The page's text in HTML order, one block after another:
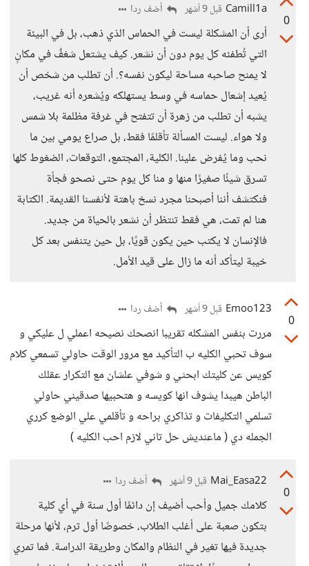
0
Camill1a قبل 9 أشهر أضف ردا
أرى أن المشكلة ليست في الحماس الذي ذهب، بل في البيئة
التي تُطفئه كل يوم دون أن نشعر. كيف يشتعل شغفٌ في مكانٍ
لا يمنح صاحبه مساحة ليكون نفسه؟. أن تطلب من شخص أن
يُعيد إشعال حماسه في وسط يستهلكه ويُشعره أنه غريب،
يشبه أن تطلب من زهرة أن تتفتح في غرفة مظلمة بلا شمس
ولا هواء. ليست المسألة تأقلمًا فقط، بل صراع يومي بين ما
نحب وما يُفرض علينا. الكلية، المجتمع، التوقعات، الضغوط كلها
تسرق شيئًا صغيرًا منها و منا كل يوم حتى نصحو فجأة
فنكتشف أننا أصبحنا مجرد نسخ باهتة لأنفسنا القديمة. الكتابة
هنا لم تمت، هي فقط تنتظر أن نشعر بالحياة من جديد.
فالإنسان لا يكتب حين يكون قويًا، بل حين يتنفس بعد كل
خيبة ليتأكد أنه ما زال على قيد الأمل.
0
Emoo123 قبل 9 أشهر أضف ردا
مررت بنفس المشكله تقريبا انصحك نصيحه اعملي ل عليكي و
سوف تحبي الكليه ب التأكيد مع مرور الوقت حاولي تسمعي كلام
كويس عن كليتك ابحثي و شوفي علشان مع التكرار عقلك
الباطن هيبدا يشوف انها كويسه و هتحبيها صدقيني حاولي
تسلمي التكليفات و تذاكري براحه و تأقلمي علي الوضع كرري
الجمله دي ( ماعنديش حل تاني لازم احب الكليه )
0
Mai_Easa22 قبل 9 أشهر أضف ردا
كلامك جميل وأحب أضيف إن دائمًا أول سنة في أي كلية
بتكون صعبة على أغلب الطلاب، خصوصًا أول ترم، لأنها مرحلة
جديدة فيها تغير في النظام والمكان وطريقة الدراسة. فما تمري